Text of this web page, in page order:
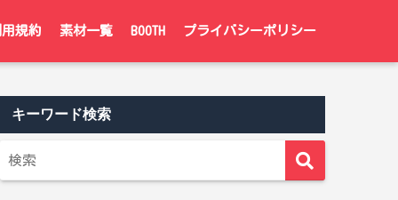
規約 素材一覧 BOOTH プライバシーポリシー
キーワード検索